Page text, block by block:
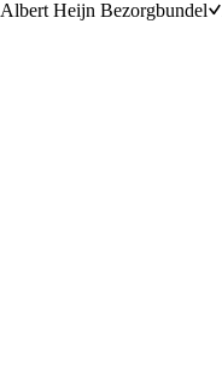
Albert Heijn Bezorgbundel